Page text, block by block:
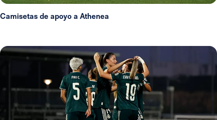
Camisetas de apoyo a Athenea